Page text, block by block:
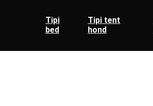
Tipi
bed
Tipi tent
hond